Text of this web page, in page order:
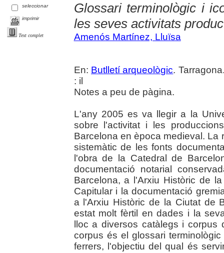
seleccionar
imprimir
Text complet
Glossari terminològic i
les seves activitats
Amenós Martínez, Lluïsa
En: Butlletí arqueològic.
: il
Notes a peu de pàgina.
L'any 2005 es va llegir a la
sobre l'activitat i les
Barcelona en època medieval. La
sistemàtic de les fonts
l'obra de la Catedral de
documentació notarial
Barcelona, a l'Arxiu Històric de
Capitular i la documentació
a l'Arxiu Històric de la Ciutat de
estat molt fèrtil en dades i la
lloc a diversos catàlegs i
corpus és el glossari
ferrers, l'objectiu del qual és